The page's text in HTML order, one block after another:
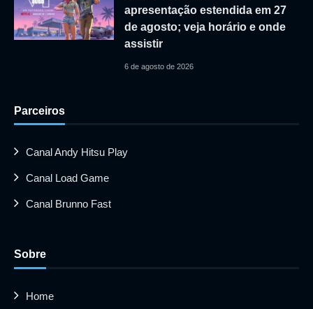
apresentação estendida em 27
de agosto; veja horário e onde
assistir
6 de agosto de 2026
Parceiros
Canal Andy Hitsu Play
Canal Load Game
Canal Brunno Fast
Sobre
Home